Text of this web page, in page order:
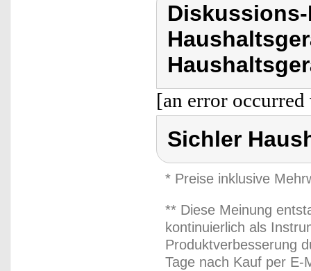
[an error
Sichler
* Preise inklusive
** Diese Meinung
kontinuierlich als
Produktverbesserung
Tage nach Kauf per E-